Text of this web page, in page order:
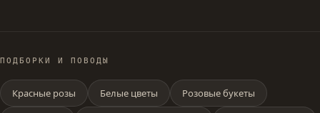
ПОДБОРКИ И ПОВОДЫ
Красные розы Белые цветы Розовые букеты